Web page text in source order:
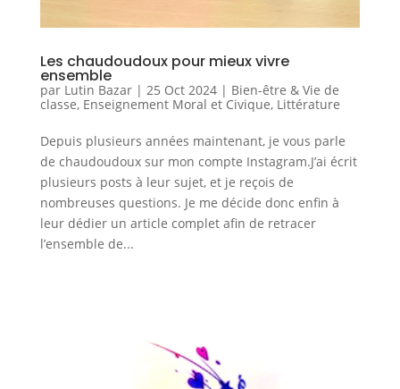
Les chaudoudoux pour mieux vivre
ensemble
par Lutin Bazar| 25 Oct 2024| Bien-être & Vie de
classe, Enseignement Moral et Civique, Littérature
Depuis plusieurs années maintenant, je vous parle
de chaudoudoux sur mon compte Instagram.J’ai écrit
plusieurs posts à leur sujet, et je reçois de
nombreuses questions. Je me décide donc enfin à
leur dédier un article complet afin de retracer
l’ensemble de...